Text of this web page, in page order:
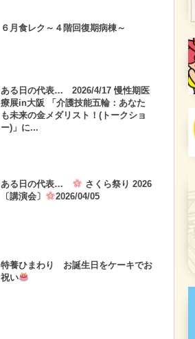
６月食レク～４階回復期病棟～
ある日の代表… 2026/4/17 慢性期医
療展in大阪 「介護技能五輪：あなた
も未来の金メダリスト！(トークショ
ー)」に...
ある日の代表…
さくら祭り 2026
〔講演会〕
2026/04/05
特養ひまわり お誕生日をケーキでお
祝い